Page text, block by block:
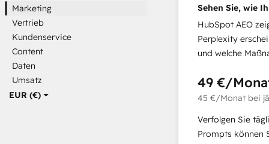
EUR (€)
Marketing
Vertrieb
Kundenservice
Content
Daten
Umsatz
Sehen Sie, wie
HubSpot AEO
Perplexity
und welche
49 €/
45 €/Monat bei
Verfolgen Sie
Prompts können